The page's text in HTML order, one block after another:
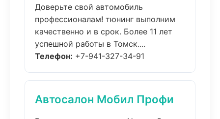
Доверьте свой автомобиль
профессионалам! тюнинг выполним
качественно и в срок. Более 11 лет
успешной работы в Томск....
Телефон: +7-941-327-34-91
Автосалон Мобил Профи